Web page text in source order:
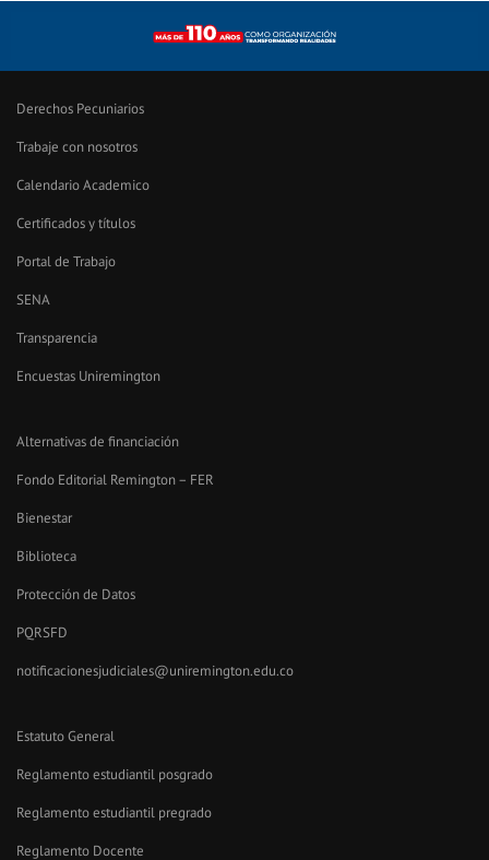
Derechos Pecuniarios
Trabaje con nosotros
Calendario Academico
Certificados y títulos
Portal de Trabajo
SENA
Transparencia
Encuestas Uniremington
Alternativas de financiación
Fondo Editorial Remington – FER
Bienestar
Biblioteca
Protección de Datos
PQRSFD
notificacionesjudiciales@uniremington.edu.co
Estatuto General
Reglamento estudiantil posgrado
Reglamento estudiantil pregrado
Reglamento Docente